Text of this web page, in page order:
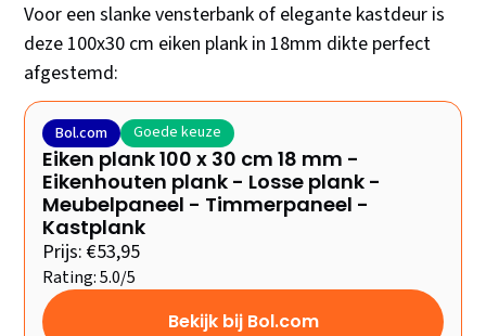
Voor een slanke vensterbank of elegante kastdeur is
deze 100x30 cm eiken plank in 18mm dikte perfect
afgestemd:
Bol.com Goede keuze
Eiken plank 100 x 30 cm 18 mm -
Eikenhouten plank - Losse plank -
Meubelpaneel - Timmerpaneel -
Kastplank
Prijs: €53,95
Rating: 5.0/5
Bekijk bij Bol.com